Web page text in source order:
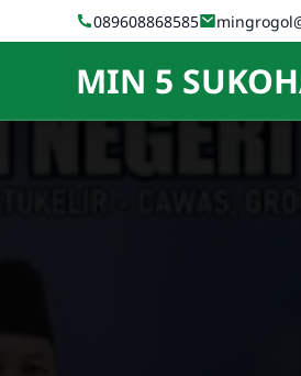
Skip to Content089608868585
MIN 5